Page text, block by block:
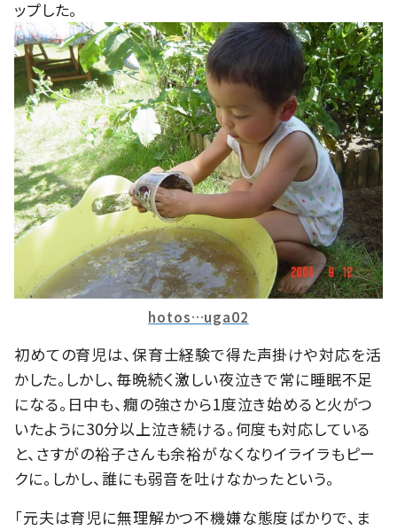
ップした。
hotos…uga02
初めての育児は、保育士経験で得た声掛けや対応を活
かした。しかし、毎晩続く激しい夜泣きで常に睡眠不足
になる。日中も、癇の強さから1度泣き始めると火がつ
いたように30分以上泣き続ける。何度も対応している
と、さすがの裕子さんも余裕がなくなりイライラもピー
クに。しかし、誰にも弱音を吐けなかったという。
「元夫は育児に無理解かつ不機嫌な態度ばかりで、ま